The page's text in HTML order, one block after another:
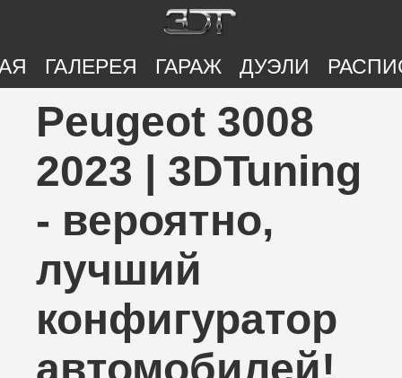
ГАЛЕРЕЯ ГАРАЖ ДУЭЛИ
Peugeot 3008
2023 | 3DTuning
- вероятно,
лучший
конфигуратор